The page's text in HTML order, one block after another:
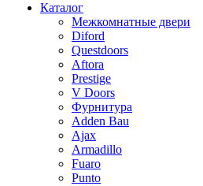
Каталог
Межкомнатные двери
Diford
Questdoors
Aftora
Prestige
V Doors
Фурнитура
Adden Bau
Ajax
Armadillo
Fuaro
Punto